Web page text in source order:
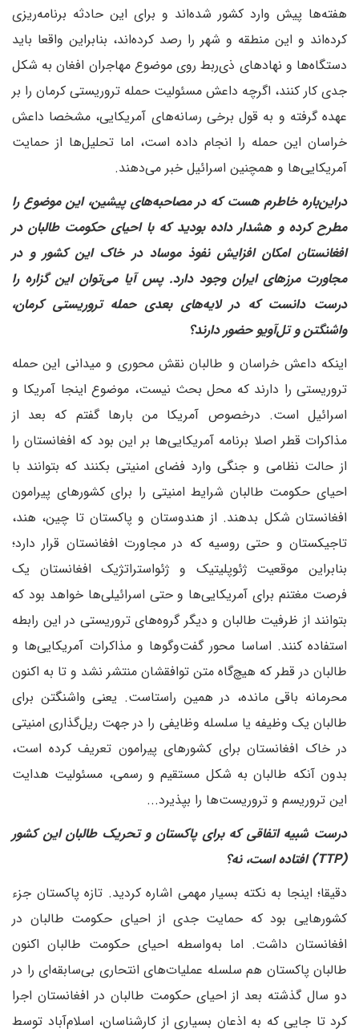
هفته‌ها پیش وارد کشور شده‌اند و برای این حادثه برنامه‌ریزی
کرده‌اند و این منطقه و شهر را رصد کرده‌اند، بنابراین واقعا باید
دستگاه‌ها و نهادهای ذی‌ربط روی موضوع مهاجران افغان به شکل
جدی کار کنند، اگرچه داعش مسئولیت حمله تروریستی کرمان را بر
عهده گرفته و به قول برخی رسانه‌های آمریکایی، مشخصا داعش
خراسان این حمله را انجام داده است، اما تحلیل‌ها از حمایت
آمریکایی‌ها و همچنین اسرائیل خبر می‌دهند.
دراین‌باره خاطرم هست که در مصاحبه‌های پیشین، این موضوع را
مطرح کرده و هشدار داده بودید که با احیای حکومت طالبان در
افغانستان امکان افزایش نفوذ موساد در خاک این کشور و در
مجاورت مرزهای ایران وجود دارد. پس آیا می‌توان این گزاره را
درست دانست که در لایه‌های بعدی حمله تروریستی کرمان،
واشنگتن و تل‌آویو حضور دارند؟
اینکه داعش خراسان و طالبان نقش محوری و میدانی این حمله
تروریستی را دارند که محل بحث نیست، موضوع اینجا آمریکا و
اسرائیل است. درخصوص آمریکا من بارها گفتم که بعد از
مذاکرات قطر اصلا برنامه آمریکایی‌ها بر این بود که افغانستان را
از حالت نظامی و جنگی وارد فضای امنیتی بکنند که بتوانند با
احیای حکومت طالبان شرایط امنیتی را برای کشورهای پیرامون
افغانستان شکل بدهند. از هندوستان و پاکستان تا چین، هند،
تاجیکستان و حتی روسیه که در مجاورت افغانستان قرار دارد؛
بنابراین موقعیت ژئوپلیتیک و ژئواستراتژیک افغانستان یک
فرصت مغتنم برای آمریکایی‌ها و حتی اسرائیلی‌ها خواهد بود که
بتوانند از ظرفیت طالبان و دیگر گروه‌های تروریستی در این رابطه
استفاده کنند. اساسا محور گفت‌وگوها و مذاکرات آمریکایی‌ها و
طالبان در قطر که هیچ‌گاه متن توافقشان منتشر نشد و تا به اکنون
محرمانه باقی مانده، در همین راستاست. یعنی واشنگتن برای
طالبان یک وظیفه یا سلسله وظایفی را در جهت ریل‌گذاری امنیتی
در خاک افغانستان برای کشورهای پیرامون تعریف کرده است،
بدون آنکه طالبان به شکل مستقیم و رسمی، مسئولیت هدایت
این تروریسم و تروریست‌ها را بپذیرد...
‌درست شبیه اتفاقی که برای پاکستان و تحریک طالبان این کشور
(TTP) افتاده است، نه؟
دقیقا؛ اینجا به نکته بسیار مهمی اشاره کردید. تازه پاکستان جزء
کشورهایی بود که حمایت جدی از احیای حکومت طالبان در
افغانستان داشت. اما به‌واسطه احیای حکومت طالبان اکنون
طالبان پاکستان هم سلسله عملیات‌های انتحاری بی‌سابقه‌ای را در
دو سال گذشته بعد از احیای حکومت طالبان در افغانستان اجرا
کرد تا جایی که به اذعان بسیاری از کارشناسان، اسلام‌آباد توسط